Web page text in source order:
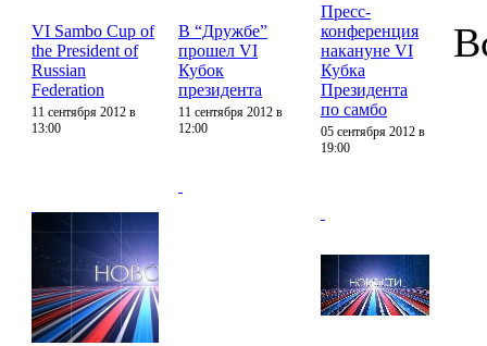
VI Sambo Cup of
the President of
Russian
Federation
11 сентября 2012 в
13:00
В “Дружбе”
прошел VI
Кубок
президента
11 сентября 2012 в
12:00
Пресс-
конференция
накануне VI
Кубка
Президента
по самбо
05 сентября 2012 в
19:00